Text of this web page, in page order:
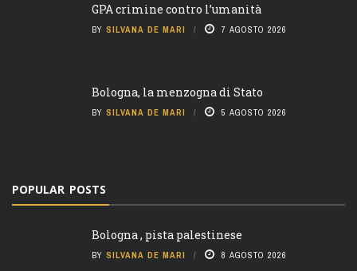
GPA crimine contro l’umanità
BY SILVANA DE MARI 7 AGOSTO 2026
Bologna, la menzogna di Stato
BY SILVANA DE MARI 5 AGOSTO 2026
POPULAR POSTS
Bologna , pista palestinese
BY SILVANA DE MARI 8 AGOSTO 2026